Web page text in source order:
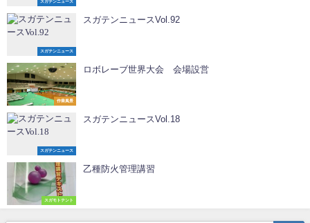
スガテンニュース
スガテンニュース
スガテンニュースVol.92
作業風景
ロボレーブ世界大会 会場設営
スガテンニュース
スガテンニュースVol.18
スガモトテント
乙種防火管理講習